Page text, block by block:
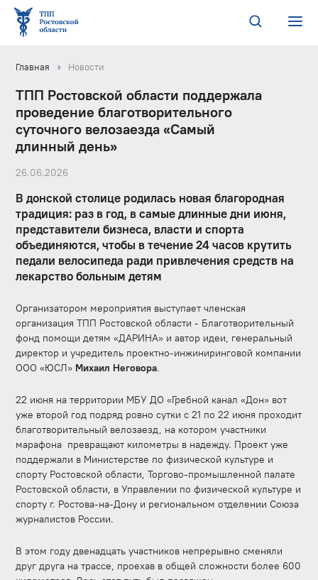
Главная Новости
ТПП Ростовской области поддержала
проведение благотворительного
суточного велозаезда «Самый
длинный день»
26.06.2026
В донской столице родилась новая благородная
традиция: раз в год, в самые длинные дни июня,
представители бизнеса, власти и спорта
объединяются, чтобы в течение 24 часов крутить
педали велосипеда ради привлечения средств на
лекарство больным детям
Организатором мероприятия выступает членская
организация ТПП Ростовской области - Благотворительный
фонд помощи детям «ДАРИНА» и автор идеи, генеральный
директор и учредитель проектно-инжиниринговой компании
ООО «ЮСЛ» Михаил Неговора.
22 июня на территории МБУ ДО «Гребной канал «Дон» вот
уже второй год подряд ровно сутки с 21 по 22 июня проходит
благотворительный велозаезд, на котором участники
марафона превращают километры в надежду. Проект уже
поддержали в Министерстве по физической культуре и
спорту Ростовской области, Торгово-промышленной палате
Ростовской области, в Управлении по физической культуре и
спорту г. Ростова-на-Дону и региональном отделении Союза
журналистов России.
В этом году двенадцать участников непрерывно сменяли
друг друга на трассе, проехав в общей сложности более 600